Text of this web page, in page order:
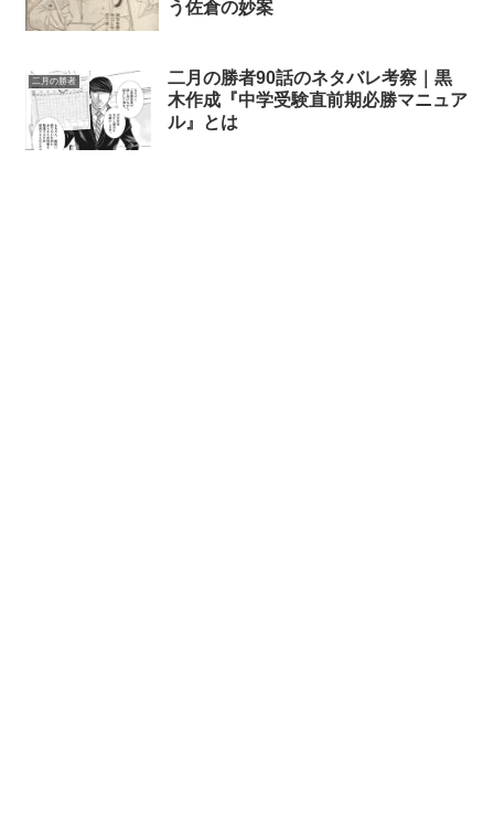
う佐倉の妙案
二月の勝者
二月の勝者90話のネタバレ考察｜黒
木作成『中学受験直前期必勝マニュア
ル』とは